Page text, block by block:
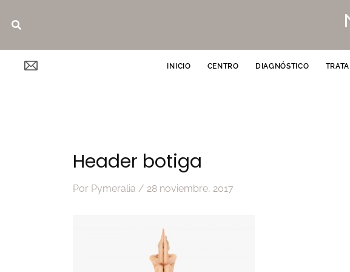
Buscar
INICIO CENTRO DIAGNÓSTICO
Header botiga
Por Pymeralia / 28 noviembre, 2017